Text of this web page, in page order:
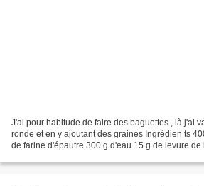
J'ai pour habitude de faire des baguettes , là j'ai
ronde et en y ajoutant des graines Ingrédien ts
de farine d'épautre 300 g d'eau 15 g de levure